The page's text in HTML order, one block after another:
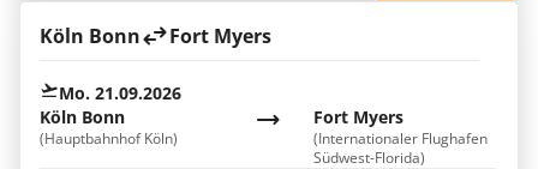
Köln Bonn Fort Myers
Mo. 21.09.2026
Köln Bonn
(Hauptbahnhof Köln)
Fort Myers
(Internationaler Flughafen
Südwest-Florida)